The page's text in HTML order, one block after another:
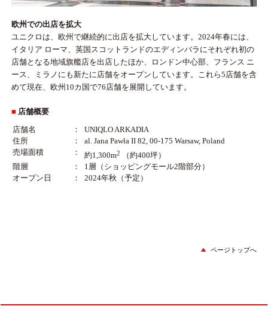
欧州での出店を拡大
ユニクロは、欧州で継続的に出店を拡大しています。2024年春には、
イタリア ローマ、英国スコットランドのエディンバラにそれぞれ初の
店舗となる地域旗艦店を出店したほか、ロンドン中心部、フランス ニ
ース、ミラノにも新たに店舗をオープンしています。これら5店舗を含
めて現在、欧州10カ国で76店舗を展開しています。
■ 店舗概要
店舗名 ：
UNIQLO ARKADIA
住所
：
al. Jana Pawła II 82, 00-175 Warsaw, Poland
売場面積
： 約1,300m2
（約400坪）
階層
：
1層（ショッピングモール2階部分）
オープン日
： 2024年秋（予定）
ページトップへ